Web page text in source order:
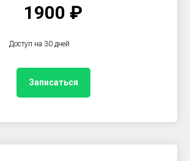
1900 ₽
Доступ на 30 дней
Записаться